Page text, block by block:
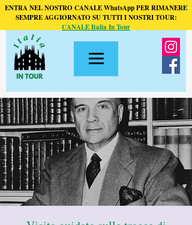
ENTRA NEL NOSTRO CANALE WhatsApp PER RIMANERE
SEMPRE AGGIORNATO SU TUTTI I NOSTRI TOUR:
CANALE Italia In Tour